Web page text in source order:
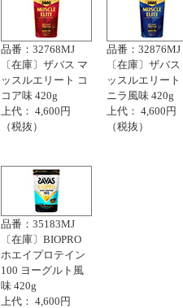
品番：32768MJ
〔在庫〕ザバス マ
ッスルエリート コ
コア味 420g
上代： 4,600円
（税抜）
品番：32876MJ
〔在庫〕ザバ
ッスルエリート
ニラ風味 420g
上代： 4,600円
（税抜）
品番：35183MJ
〔在庫〕BIOPRO
ホエイプロテイン
100 ヨーグルト風
味 420g
上代： 4,600円